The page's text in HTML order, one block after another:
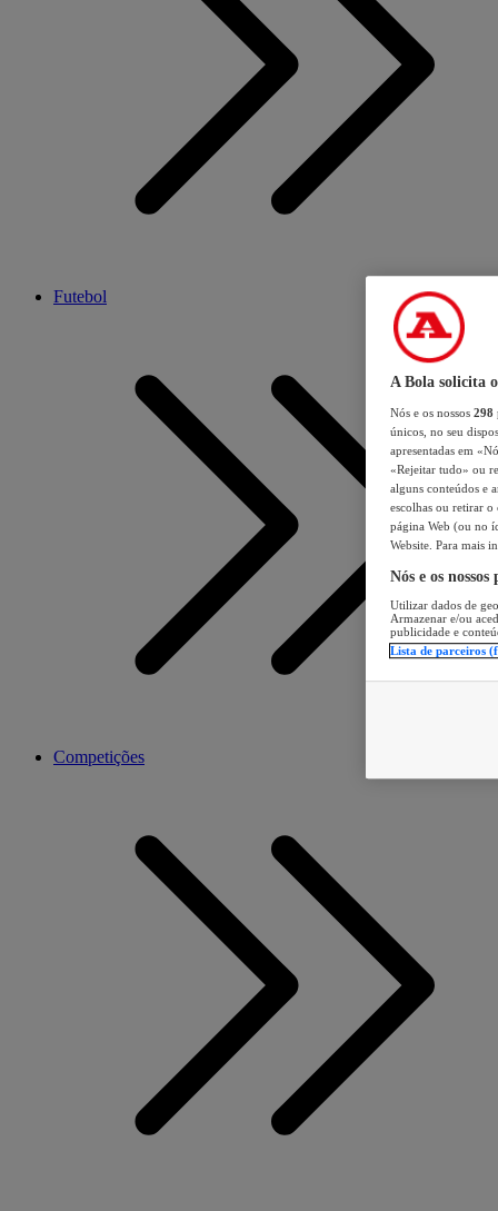
Futebol
Competições
A Bola solicita
Nós e os nossos 298
únicos, no seu
apresentadas em
«Rejeitar tudo» ou
alguns conteúdos e
escolhas ou retirar
página Web (ou no
Website. Para mais
Nós e os
Utilizar dados de
Armazenar e/ou
publicidade e
Lista de parceiros